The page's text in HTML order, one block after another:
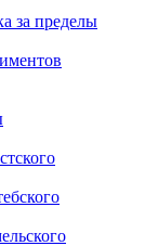
за пределы